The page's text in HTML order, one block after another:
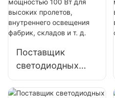
Поставщик
светодиодных
светильников
KML-HB30